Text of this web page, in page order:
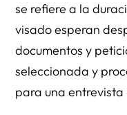
se refiere a la
visado esperan
documentos y
seleccionada y
para una entrevista